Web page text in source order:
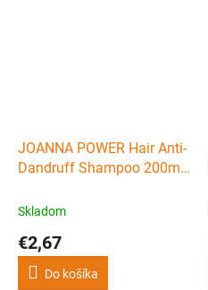
JOANNA POWER Hair Anti-
Dandruff Shampoo 200ml -
svrbenie hlavy
Skladom
€2,67
Do košíka